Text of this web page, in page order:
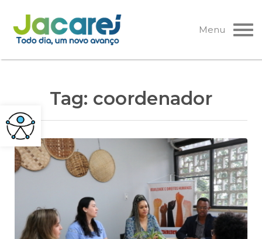
Pular
para
o
Menu
Tag: coordenador